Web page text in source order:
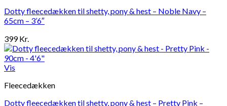
Dotty fleecedækken til shetty, pony & hest – Noble Navy –
65cm – 3’6″
399Kr.
Vis
Fleecedækken
Dotty fleecedækken til shetty, pony & hest – Pretty Pink –